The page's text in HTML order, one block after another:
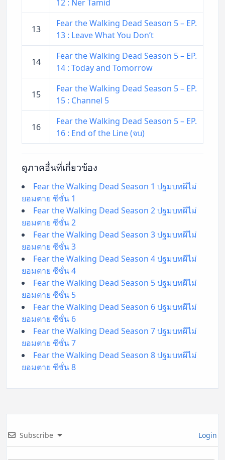
12 : Ner Tamid
13
Fear the Walking Dead Season 5 – EP.
13 : Leave What You Don’t
14
Fear the Walking Dead Season 5 – EP.
14 : Today and Tomorrow
15
Fear the Walking Dead Season 5 – EP.
15 : Channel 5
16
Fear the Walking Dead Season 5 – EP.
16 : End of the Line (จบ)
ดูภาคอื่นที่เกี่ยวข้อง
Fear the Walking Dead Season 1 ปฐมบทผีไม่
ยอมตาย ซีซั่น 1
Fear the Walking Dead Season 2 ปฐมบทผีไม่
ยอมตาย ซีซั่น 2
Fear the Walking Dead Season 3 ปฐมบทผีไม่
ยอมตาย ซีซั่น 3
Fear the Walking Dead Season 4 ปฐมบทผีไม่
ยอมตาย ซีซั่น 4
Fear the Walking Dead Season 5 ปฐมบทผีไม่
ยอมตาย ซีซั่น 5
Fear the Walking Dead Season 6 ปฐมบทผีไม่
ยอมตาย ซีซั่น 6
Fear the Walking Dead Season 7 ปฐมบทผีไม่
ยอมตาย ซีซั่น 7
Fear the Walking Dead Season 8 ปฐมบทผีไม่
ยอมตาย ซีซั่น 8
Subscribe Login